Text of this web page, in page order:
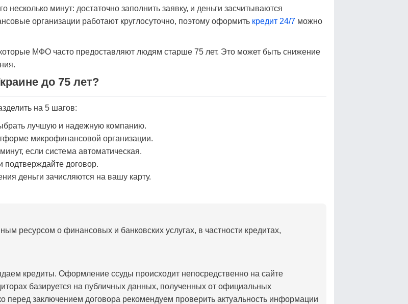
минут: достаточно заполнить заявку, и деньги засчитываются
организации работают круглосуточно, поэтому оформить кредит 24/7 можно
МФО часто предоставляют людям старше 75 лет. Это может быть снижение
до 75 лет?
на 5 шагов:
лучшую и надежную компанию.
микрофинансовой организации.
если система автоматическая.
подтверждайте договор.
деньги зачисляются на вашу карту.
ресурсом о финансовых и банковских услугах, в частности кредитах,
кредиты. Оформление ссуды происходит непосредственно на сайте
базируется на публичных данных, полученных от официальных
перед заключением договора рекомендуем проверить актуальность информации